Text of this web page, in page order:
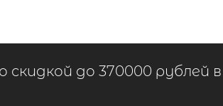
скидкой до 370000